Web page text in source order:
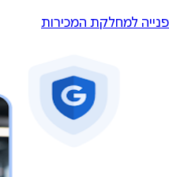
פנייה למחלקת המכירות